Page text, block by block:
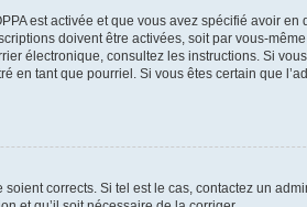
est activée et que vous avez spécifié avoir
doivent être activées, soit par vous-
électronique, consultez les instructions. Si
tant que pourriel. Si vous êtes certain que
corrects. Si tel est le cas, contactez un